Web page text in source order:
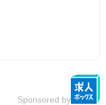
Sponsored by